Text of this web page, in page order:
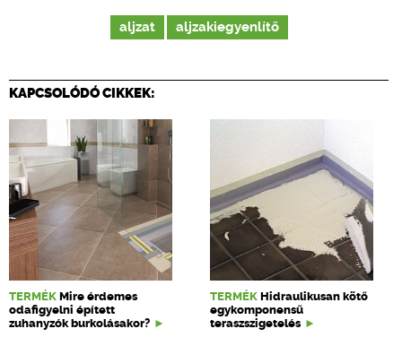
aljzat aljzakiegyenlítő
KAPCSOLÓDÓ CIKKEK:
TERMÉK Mire érdemes
odafigyelni épített
zuhanyzók burkolásakor?
TERMÉK Hidraulikusan kötő
egykomponensű
teraszszigetelés